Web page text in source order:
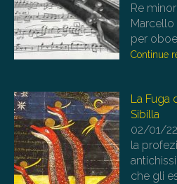
Re
per
Continue
La Fuga
Sibilla
02/01/22
la
che gli